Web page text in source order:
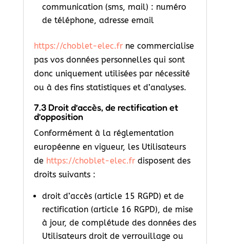
communication (sms, mail) : numéro
de téléphone, adresse email
https://choblet-elec.fr ne commercialise
pas vos données personnelles qui sont
donc uniquement utilisées par nécessité
ou à des fins statistiques et d’analyses.
7.3 Droit d’accès, de rectification et
d’opposition
Conformément à la réglementation
européenne en vigueur, les Utilisateurs
de https://choblet-elec.fr disposent des
droits suivants :
droit d’accès (article 15 RGPD) et de
rectification (article 16 RGPD), de mise
à jour, de complétude des données des
Utilisateurs droit de verrouillage ou